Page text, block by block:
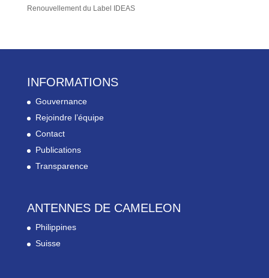
Renouvellement du Label IDEAS
INFORMATIONS
Gouvernance
Rejoindre l’équipe
Contact
Publications
Transparence
ANTENNES DE CAMELEON
Philippines
Suisse